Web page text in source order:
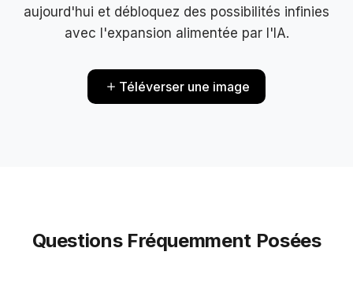
aujourd'hui et débloquez des possibilités infinies
avec l'expansion alimentée par l'IA.
Téléverser une image
Questions Fréquemment Posées